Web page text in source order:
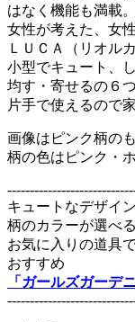
はなく機能も満載。
女性が考えた、女
ＬＵＣＡ（リオルカ
小型でキュート、
均す・寄せるの６
片手で使えるので
画像はピンク柄の
柄の色はピンク・
キュートなデザイン
柄のカラーが選べる
お気に入りの道具
おすすめ
「ガールズガーデ